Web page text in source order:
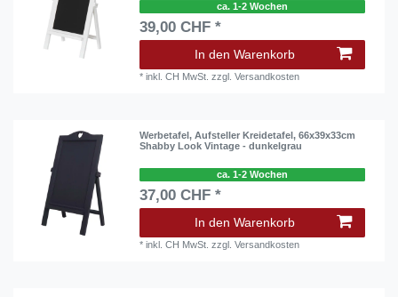
ca. 1-2 Wochen
39,00 CHF *
In den Warenkorb
*inkl. CH MwSt. zzgl.Versandkosten
Werbetafel, Aufsteller Kreidetafel, 66x39x33cm
Shabby Look Vintage - dunkelgrau
ca. 1-2 Wochen
37,00 CHF *
In den Warenkorb
*inkl. CH MwSt. zzgl.Versandkosten